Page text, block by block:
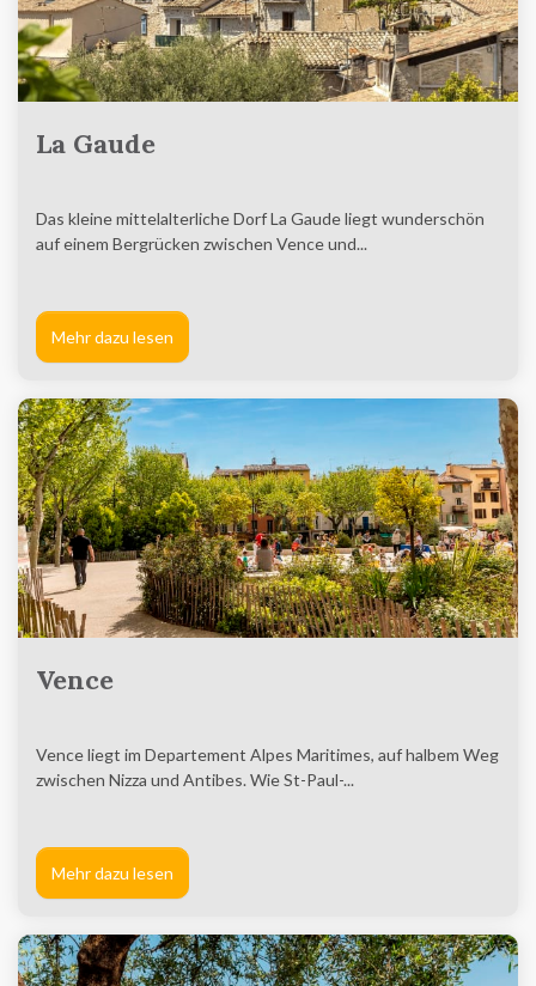
La Gaude
Das kleine mittelalterliche Dorf La Gaude liegt wunderschön
auf einem Bergrücken zwischen Vence und...
Mehr dazu lesen
Vence
Vence liegt im Departement Alpes Maritimes, auf halbem Weg
zwischen Nizza und Antibes. Wie St-Paul-...
Mehr dazu lesen